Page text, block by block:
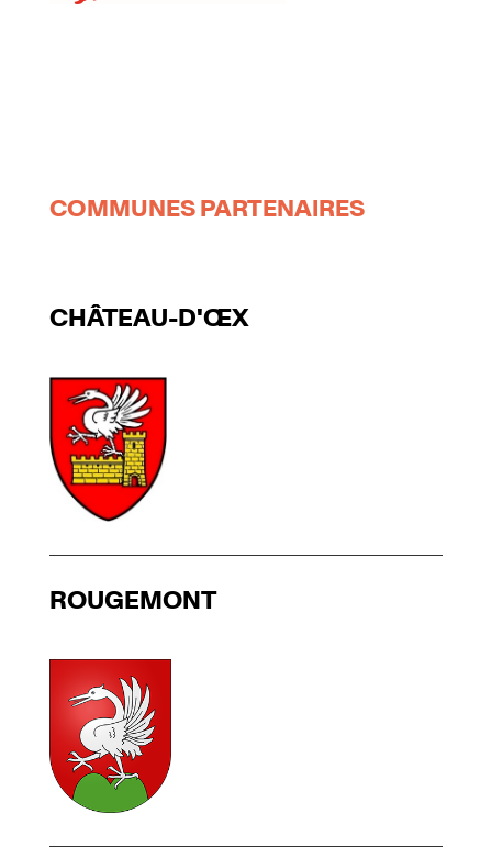
COMMUNES PARTENAIRES
CHÂTEAU-D'ŒX
ROUGEMONT